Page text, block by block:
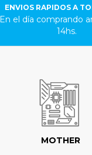
ENVIOS RAPIDOS A
En el día comprando
14hs.
MOTHER